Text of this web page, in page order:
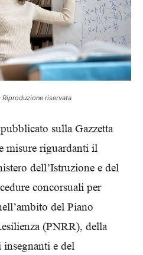
riservata
sulla Gazzetta
misure riguardanti il
dell’Istruzione e del
concorsuali per
del Piano
(PNRR), della
e del